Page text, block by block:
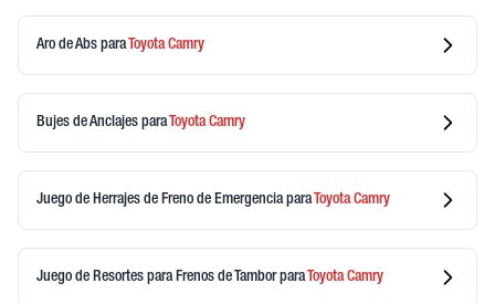
Aro de Abs paraToyotaCamry
Bujes de Anclajes paraToyotaCamry
Juego de Herrajes de Freno de EmergenciaparaToyotaCamry
Juego de Resortes para Frenos de TamborparaToyotaCamry